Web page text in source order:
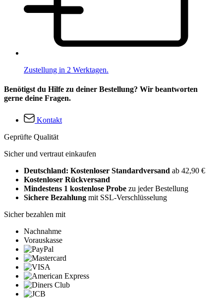
Zustellung in 2 Werktagen.
Benötigst du Hilfe zu deiner Bestellung? Wir beantworten
gerne deine Fragen.
Kontakt
Geprüfte Qualität
Sicher und vertraut einkaufen
Deutschland: Kostenloser Standardversand ab 42,90 €
Kostenloser Rückversand
Mindestens 1 kostenlose Probe zu jeder Bestellung
Sichere Bezahlung mit SSL-Verschlüsselung
Sicher bezahlen mit
Nachnahme
Vorauskasse